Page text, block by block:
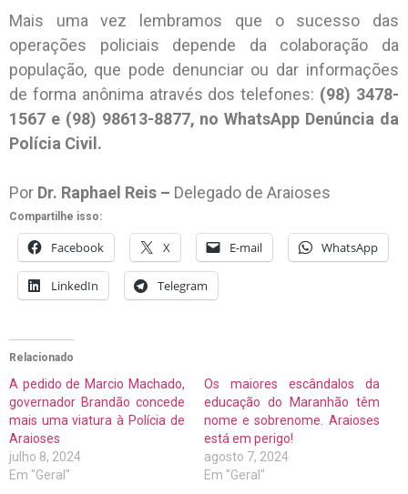
Mais uma vez lembramos que o sucesso das
operações policiais depende da colaboração da
população, que pode denunciar ou dar informações
de forma anônima através dos telefones: (98) 3478-
1567 e (98) 98613-8877, no WhatsApp Denúncia da
Polícia Civil.
Por Dr. Raphael Reis – Delegado de Araioses
Compartilhe isso:
Facebook X E-mail WhatsApp
LinkedIn Telegram
Relacionado
A pedido de Marcio Machado,
governador Brandão concede
mais uma viatura à Polícia de
Araioses
julho 8, 2024
Em "Geral"
Os maiores escândalos da
educação do Maranhão têm
nome e sobrenome. Araioses
está em perigo!
agosto 7, 2024
Em "Geral"